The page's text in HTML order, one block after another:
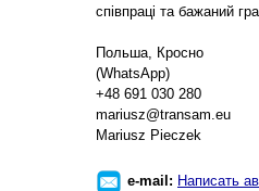
співпраці та бажаний
Польша, Кросно
(WhatsApp)
+48 691 030 280
mariusz@transam.eu
Mariusz Pieczek
e-mail: Написать